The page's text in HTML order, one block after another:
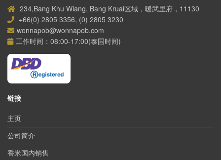
234,Bang Khu Wiang, Bang Kruai区域，暖武里府，11130
+66(0) 2805 3356, (0) 2805 3230
wonnapob@wonnapob.com
工作时间：08:00-17:00(泰国时间)
链接
主页
公司简介
香米国内销售